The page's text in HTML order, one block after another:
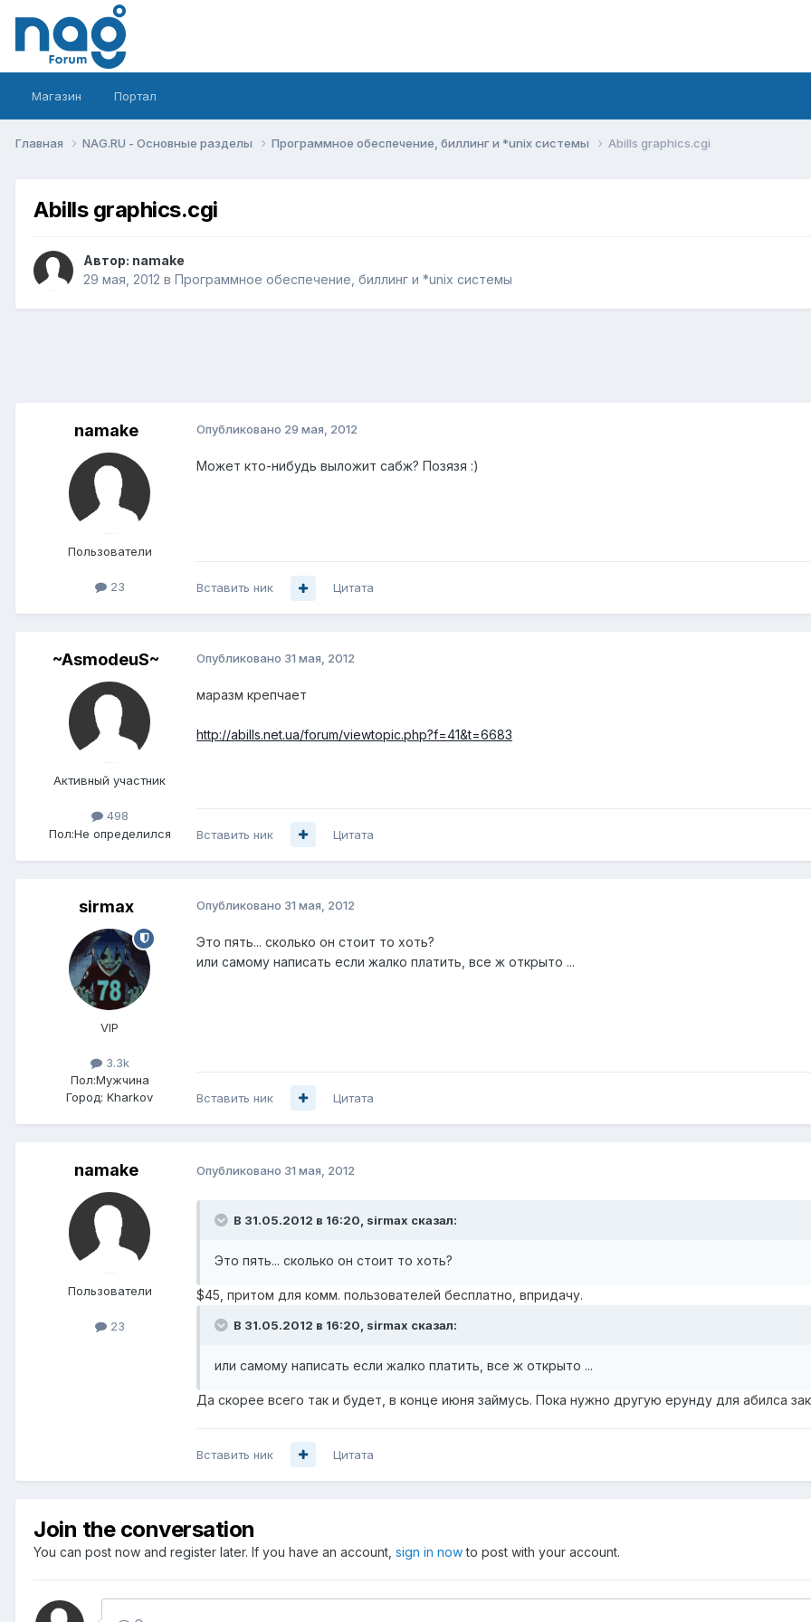
Магазин Портал
Главная NAG.RU - Основные разделы Программное обеспечение, биллинг и *unix системы Abills graphics.cgi
Abills graphics.cgi
Автор: namake
29 мая, 2012 в Программное обеспечение, биллинг и *unix системы
namake
Пользователи
23
Опубликовано 29 мая, 2012
Может кто-нибудь выложит сабж? Позязя :)
Вставить ник Цитата
~AsmodeuS~
Активный участник
498
Пол:Не определился
Опубликовано 31 мая, 2012
маразм крепчает
http://abills.net.ua/forum/viewtopic.php?f=41&t=6683
Вставить ник Цитата
sirmax
VIP
3.3k
Пол:Мужчина
Город: Kharkov
Опубликовано 31 мая, 2012
Это пять... сколько он стоит то хоть?
или самому написать если жалко платить, все ж открыто ...
Вставить ник Цитата
namake
Пользователи
23
Опубликовано 31 мая, 2012
В 31.05.2012 в 16:20, sirmax сказал:
Это пять... сколько он стоит то хоть?
$45, притом для комм. пользователей бесплатно, впридачу.
В 31.05.2012 в 16:20, sirmax сказал:
или самому написать если жалко платить, все ж открыто ...
Да скорее всего так и будет, в конце июня займусь. Пока нужно другую ерунду для абилса
Вставить ник Цитата
Join the conversation
You can post now and register later. If you have an account, sign in nowto post with your account.